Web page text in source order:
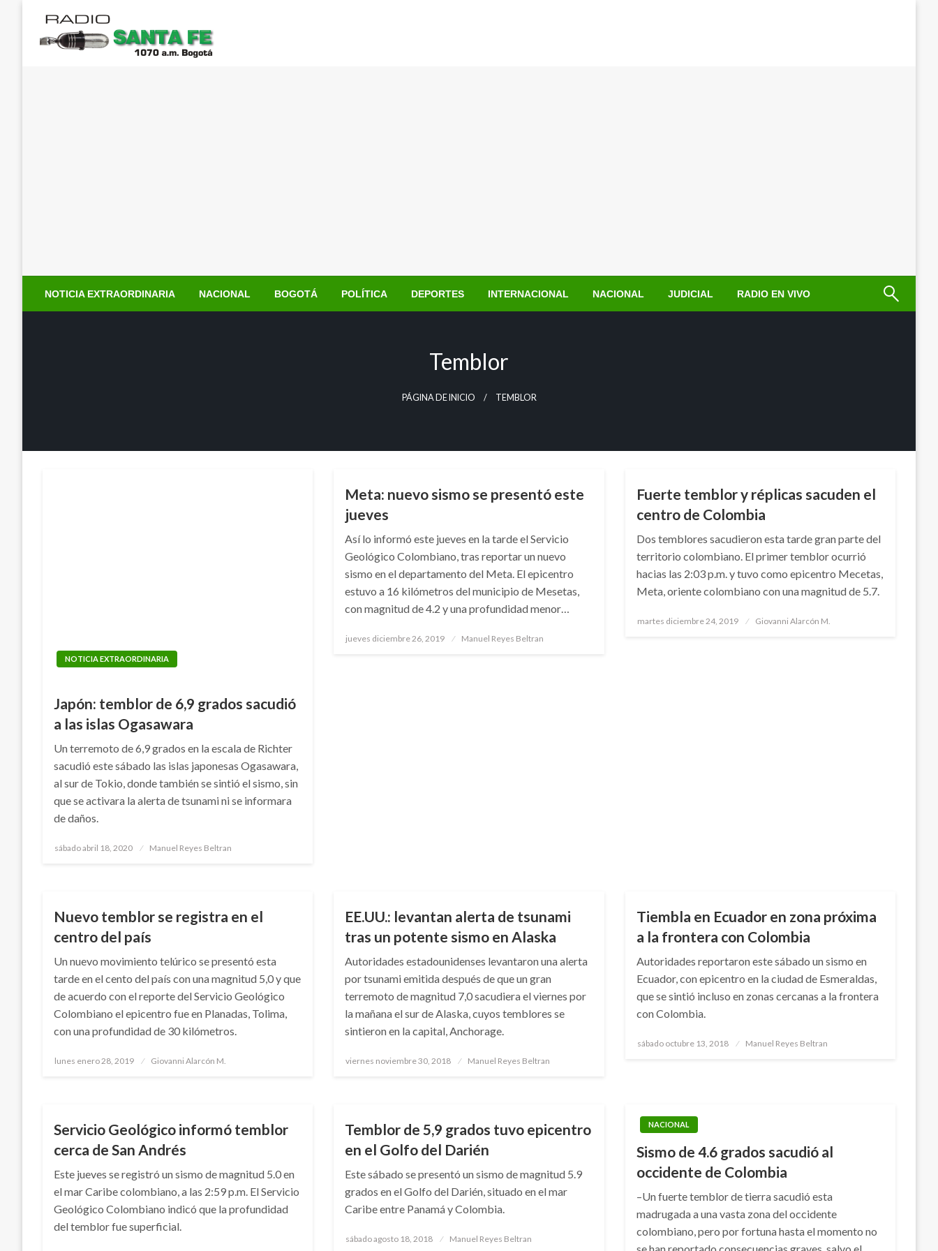
contenido
NOTICIA EXTRAORDINARIA NACIONAL BOGOTÁ POLÍTICA DEPORTES INTERNACIONAL NACIONAL JUDICIAL RADIO EN VIVO
Temblor
PÁGINA DE INICIO TEMBLOR
NOTICIA EXTRAORDINARIA
Japón: temblor de 6,9 grados sacudió
a las islas Ogasawara
Un terremoto de 6,9 grados en la escala de Richter
sacudió este sábado las islas japonesas Ogasawara,
al sur de Tokio, donde también se sintió el sismo, sin
que se activara la alerta de tsunami ni se informara
de daños.
Publicado
sábado abril 18, 2020 Manuel Reyes Beltran
NACIONAL
Meta: nuevo sismo se presentó este
jueves
Así lo informó este jueves en la tarde el Servicio
Geológico Colombiano, tras reportar un nuevo
sismo en el departamento del Meta. El epicentro
estuvo a 16 kilómetros del municipio de Mesetas,
con magnitud de 4.2 y una profundidad menor…
Publicado
jueves diciembre 26, 2019 Manuel Reyes Beltran
PANORAMA NACIONAL TEMA DEL DÍA
Fuerte temblor y réplicas sacuden el
centro de Colombia
Dos temblores sacudieron esta tarde gran parte del
territorio colombiano. El primer temblor ocurrió
hacias las 2:03 p.m. y tuvo como epicentro Mecetas,
Meta, oriente colombiano con una magnitud de 5.7.
Publicado
martes diciembre 24, 2019 Giovanni Alarcón M.
Nuevo temblor se registra en el
centro del país
Un nuevo movimiento telúrico se presentó esta
tarde en el cento del país con una magnitud 5,0 y que
de acuerdo con el reporte del Servicio Geológico
Colombiano el epicentro fue en Planadas, Tolima,
con una profundidad de 30 kilómetros.
Publicado
lunes enero 28, 2019 Giovanni Alarcón M.
EE.UU.: levantan alerta de tsunami
tras un potente sismo en Alaska
Autoridades estadounidenses levantaron una alerta
por tsunami emitida después de que un gran
terremoto de magnitud 7,0 sacudiera el viernes por
la mañana el sur de Alaska, cuyos temblores se
sintieron en la capital, Anchorage.
Publicado
viernes noviembre 30, 2018 Manuel Reyes Beltran
Tiembla en Ecuador en zona próxima
a la frontera con Colombia
Autoridades reportaron este sábado un sismo en
Ecuador, con epicentro en la ciudad de Esmeraldas,
que se sintió incluso en zonas cercanas a la frontera
con Colombia.
Publicado
sábado octubre 13, 2018 Manuel Reyes Beltran
Servicio Geológico informó temblor
cerca de San Andrés
Este jueves se registró un sismo de magnitud 5.0 en
el mar Caribe colombiano, a las 2:59 p.m. El Servicio
Geológico Colombiano indicó que la profundidad
del temblor fue superficial.
Temblor de 5,9 grados tuvo epicentro
en el Golfo del Darién
Este sábado se presentó un sismo de magnitud 5.9
grados en el Golfo del Darién, situado en el mar
Caribe entre Panamá y Colombia.
Publicado
sábado agosto 18, 2018 Manuel Reyes Beltran
NACIONAL
Sismo de 4.6 grados sacudió al
occidente de Colombia
–Un fuerte temblor de tierra sacudió esta
madrugada a una vasta zona del occidente
colombiano, pero por fortuna hasta el momento no